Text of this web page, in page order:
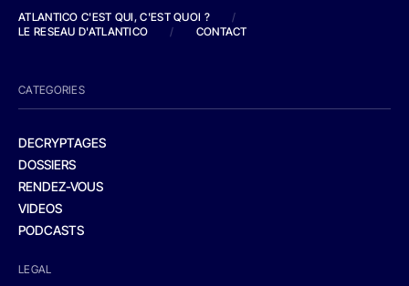
ATLANTICO C'EST QUI, C'EST QUOI ?
/
LE RESEAU D'ATLANTICO
/ CONTACT
CATEGORIES
DECRYPTAGES
DOSSIERS
RENDEZ-VOUS
VIDEOS
PODCASTS
LEGAL